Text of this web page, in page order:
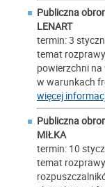
Publiczna
LENART
termin: 3
temat
powierzchni
w warunkach
więcej
Publiczna
MIŁKA
termin: 10
temat